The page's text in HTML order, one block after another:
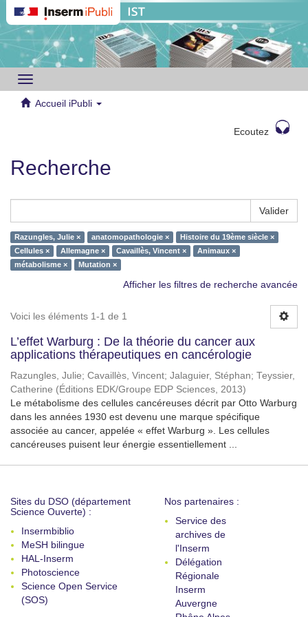
Toggle
navigation
Accueil iPubli
Ecoutez
Recherche
Valider
Razungles, Julie × anatomopathologie ×
Histoire du 19ème siècle ×
Cellules ×
Allemagne × Cavaillès, Vincent ×
Animaux ×
métabolisme ×
Mutation ×
Afficher les filtres de recherche avancée
Voici les éléments 1-1 de 1
L’effet Warburg : De la théorie du cancer aux
applications thérapeutiques en cancérologie
Razungles, Julie; Cavaillès, Vincent; Jalaguier, Stéphan; Teyssier,
Catherine (Éditions EDK/Groupe EDP Sciences, 2013)
Le métabolisme des cellules cancéreuses décrit par Otto Warburg
dans les années 1930 est devenu une marque spécifique
associée au cancer, appelée « effet Warburg ». Les cellules
cancéreuses puisent leur énergie essentiellement ...
Sites du DSO (département
Science Ouverte) :
Insermbiblio
MeSH bilingue
HAL-Inserm
Photoscience
Science Open Service
(SOS)
Nos partenaires :
Service des
archives de
l'Inserm
Délégation
Régionale
Inserm
Auvergne